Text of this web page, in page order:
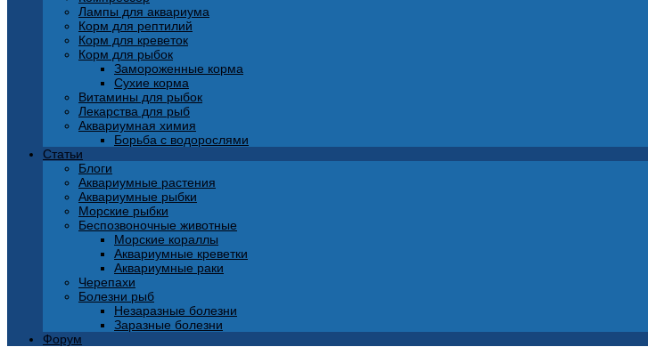
Лампы для аквариума
Корм для рептилий
Корм для креветок
Корм для рыбок
Замороженные корма
Сухие корма
Витамины для рыбок
Лекарства для рыб
Аквариумная химия
Борьба с водорослями
Статьи
Блоги
Аквариумные растения
Аквариумные рыбки
Морские рыбки
Беспозвоночные животные
Морские кораллы
Аквариумные креветки
Аквариумные раки
Черепахи
Болезни рыб
Незаразные болезни
Заразные болезни
Форум